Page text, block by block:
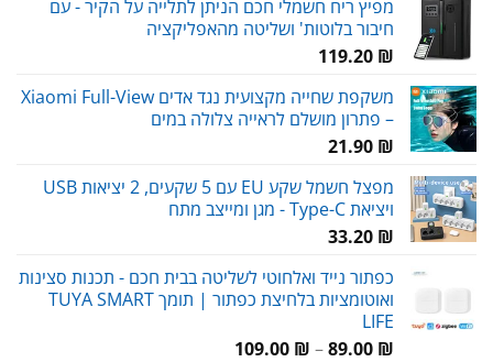
מפיץ ריח חשמלי חכם הניתן לתלייה על הקיר - עם
חיבור בלוטות' ושליטה מהאפליקציה
119.20 ₪
משקפת שחייה מקצועית נגד אדים Xiaomi Full-View
– פתרון מושלם לראייה צלולה במים
21.90 ₪
מפצל חשמל שקע EU עם 5 שקעים, 2 יציאות USB
ויציאת Type-C - מגן ומייצב מתח
33.20 ₪
כפתור נייד ואלחוטי לשליטה בבית חכם - תכנות סצינות
ואוטומציות בלחיצת כפתור | תומך TUYA SMART
LIFE
89.00 ₪
–
109.00 ₪